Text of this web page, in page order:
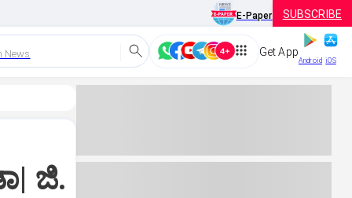
E-Paper SUBSCRIBE
News Get App
Android iOS
ಜಿ.